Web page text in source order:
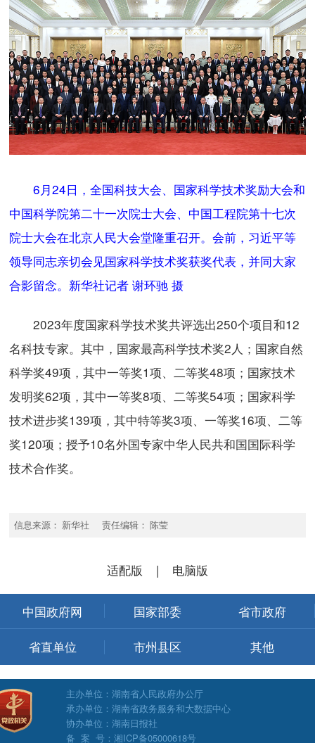
6月24日，全国科技大会、国家科学技术奖励大会和
中国科学院第二十一次院士大会、中国工程院第十七次
院士大会在北京人民大会堂隆重召开。会前，习近平等
领导同志亲切会见国家科学技术奖获奖代表，并同大家
合影留念。新华社记者 谢环驰 摄
2023年度国家科学技术奖共评选出250个项目和12
名科技专家。其中，国家最高科学技术奖2人；国家自然
科学奖49项，其中一等奖1项、二等奖48项；国家技术
发明奖62项，其中一等奖8项、二等奖54项；国家科学
技术进步奖139项，其中特等奖3项、一等奖16项、二等
奖120项；授予10名外国专家中华人民共和国国际科学
技术合作奖。
信息来源： 新华社 责任编辑： 陈莹
适配版 | 电脑版
中国政府网 国家部委 省市政府
省直单位 市州县区 其他
主办单位：湖南省人民政府办公厅
承办单位：湖南省政务服务和大数据中心
协办单位：湖南日报社
备 案 号：湘ICP备05000618号